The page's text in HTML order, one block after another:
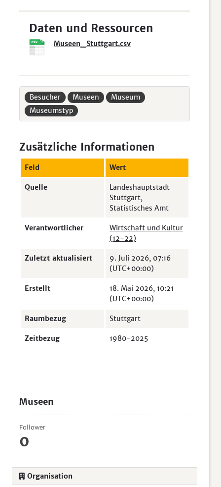
Museen
Follower
0
Organisation
Daten und Ressourcen
Museen_Stuttgart.csv
Besucher Museen
Museum
Museumstyp
Zusätzliche Informationen
Feld Wert
Quelle
Landeshauptstadt
Stuttgart,
Statistisches Amt
Verantwortlicher
Wirtschaft und Kultur
(12-22)
Zuletzt aktualisiert
9. Juli 2026, 07:16
(UTC+00:00)
Erstellt
18. Mai 2026, 10:21
(UTC+00:00)
Raumbezug Stuttgart
Zeitbezug 1980-2025